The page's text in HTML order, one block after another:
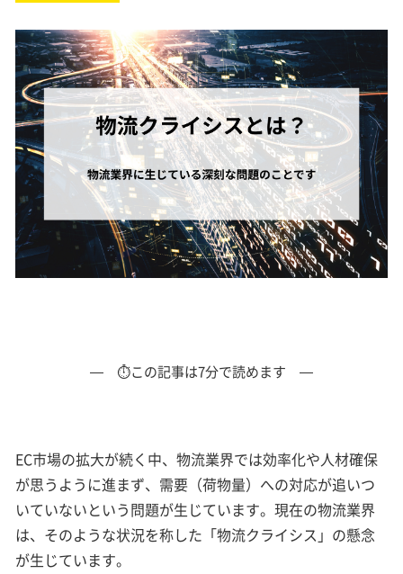
— ⏱この記事は7分で読めます —
EC市場の拡大が続く中、物流業界では効率化や人材確保
が思うように進まず、需要（荷物量）への対応が追いつ
いていないという問題が生じています。現在の物流業界
は、そのような状況を称した「物流クライシス」の懸念
が生じています。